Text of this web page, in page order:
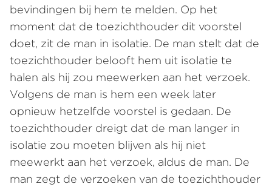
bevindingen bij hem te melden. Op het
moment dat de toezichthouder dit voorstel
doet, zit de man in isolatie. De man stelt dat de
toezichthouder belooft hem uit isolatie te
halen als hij zou meewerken aan het verzoek.
Volgens de man is hem een week later
opnieuw hetzelfde voorstel is gedaan. De
toezichthouder dreigt dat de man langer in
isolatie zou moeten blijven als hij niet
meewerkt aan het verzoek, aldus de man. De
man zegt de verzoeken van de toezichthouder